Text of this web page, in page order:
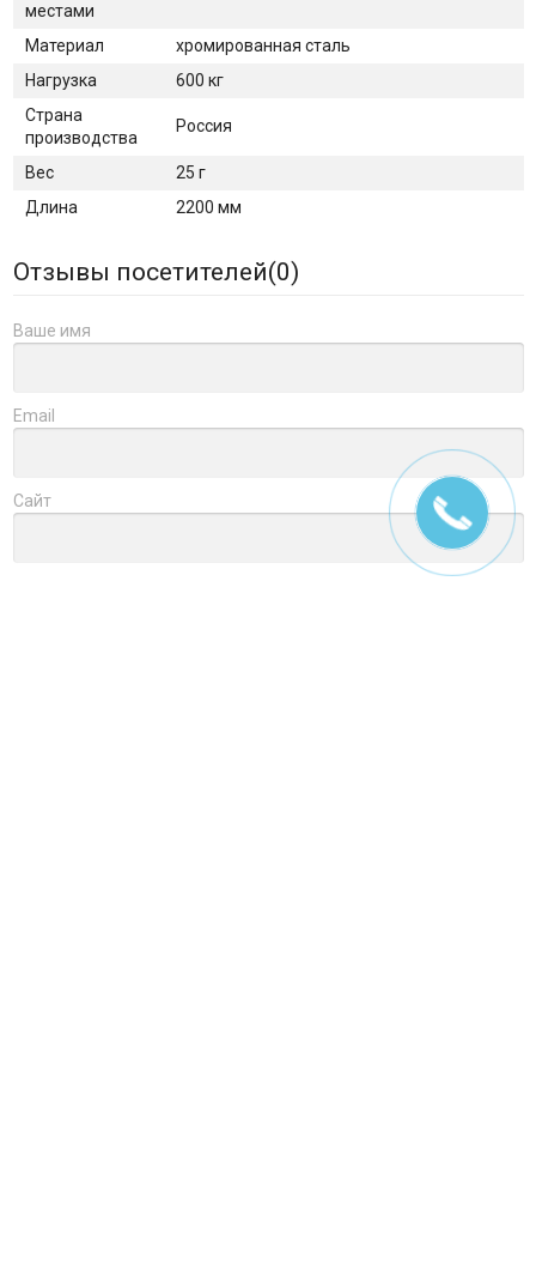
местами
Материал
хромированная сталь
Нагрузка
600 кг
Страна
производства
Россия
Вес
25 г
Длина
2200 мм
Отзывы посетителей(0)
Ваше имя
Email
Сайт